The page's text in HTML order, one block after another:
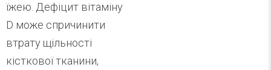
їжею. Дефіцит вітаміну
D може спричинити
втрату щільності
кісткової тканини,